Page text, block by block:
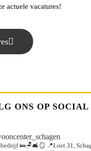
actuele vacatures!
ONS OP
🛌🪑🛋️🪞 📍Loet 31,